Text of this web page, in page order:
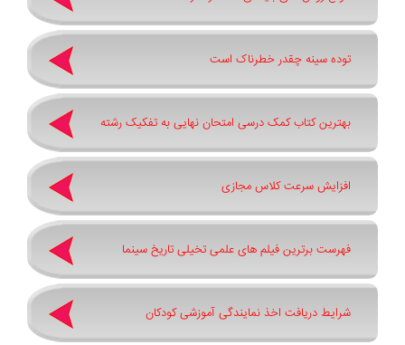
توده سینه چقدر خطرناک است
بهترین کتاب کمک درسی امتحان نهایی به تفکیک رشته
افزایش سرعت کلاس مجازی
فهرست برترین فیلم های علمی تخیلی تاریخ سینما
شرایط دریافت اخذ نمایندگی آموزشی کودکان